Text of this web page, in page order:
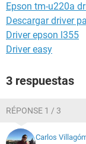
Epson tm-u220a
Descargar driver
Driver epson l355
Driver easy
3 respuestas
RÉPONSE 1 / 3
Carlos